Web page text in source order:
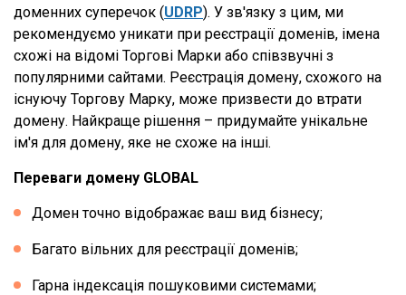
доменних суперечок (UDRP). У зв'язку з цим, ми
рекомендуємо уникати при реєстрації доменів, імена
схожі на відомі Торгові Марки або співзвучні з
популярними сайтами. Реєстрація домену, схожого на
існуючу Торгову Марку, може призвести до втрати
домену. Найкраще рішення – придумайте унікальне
ім'я для домену, яке не схоже на інші.
Переваги домену GLOBAL
Домен точно відображає ваш вид бізнесу;
Багато вільних для реєстрації доменів;
Гарна індексація пошуковими системами;